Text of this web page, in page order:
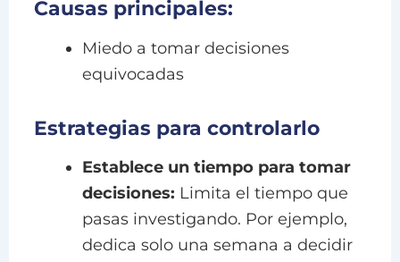
Causas principales:
Miedo a tomar decisiones
equivocadas
Estrategias para controlarlo
Establece un tiempo para tomar
decisiones: Limita el tiempo que
pasas investigando. Por ejemplo,
dedica solo una semana a decidir